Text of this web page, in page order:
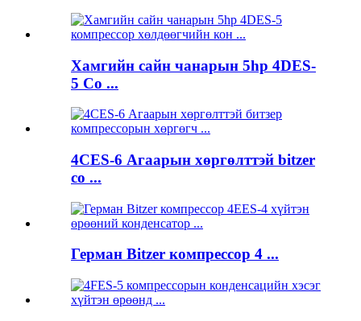
Хамгийн сайн чанарын 5hp 4DES-
5 Co ...
4CES-6 Агаарын хөргөлттэй bitzer
co ...
Герман Bitzer компрессор 4 ...